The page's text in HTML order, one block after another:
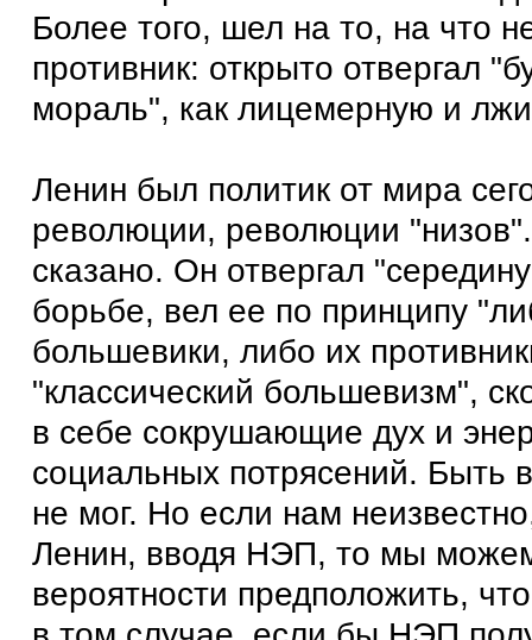
Более того, шел на то, на что
противник: открыто отвергал
мораль", как лицемерную и
Ленин был политик от мира
революции, революции
сказано. Он отвергал
борьбе, вел ее по принципу
большевики, либо их
"классический большевизм",
в себе сокрушающие дух и
социальных потрясений. Быть
не мог. Но если нам
Ленин, вводя НЭП, то мы
вероятности предположить,